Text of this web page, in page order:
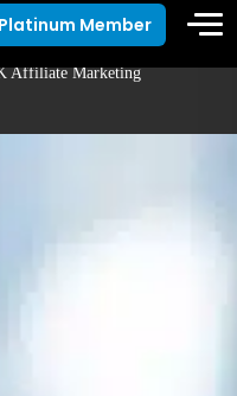
Platinum Member
Affiliate Marketing